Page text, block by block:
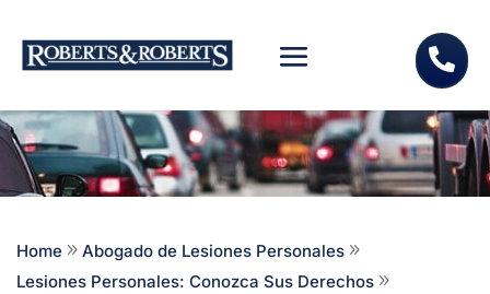

Home 9 Abogado de Lesiones Personales 9
Lesiones Personales: Conozca Sus Derechos 9